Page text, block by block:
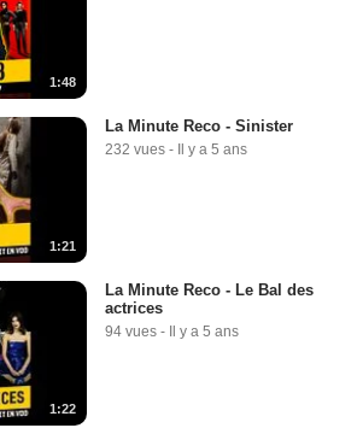
1:48
1:21
La Minute Reco - Sinister
232 vues - Il y a 5 ans
1:22
La Minute Reco - Le Bal des
actrices
94 vues - Il y a 5 ans